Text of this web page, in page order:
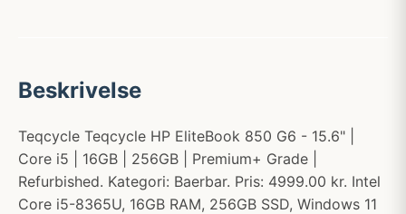
Beskrivelse
Teqcycle Teqcycle HP EliteBook 850 G6 - 15.6" |
Core i5 | 16GB | 256GB | Premium+ Grade |
Refurbished. Kategori: Baerbar. Pris: 4999.00 kr. Intel
Core i5-8365U, 16GB RAM, 256GB SSD, Windows 11